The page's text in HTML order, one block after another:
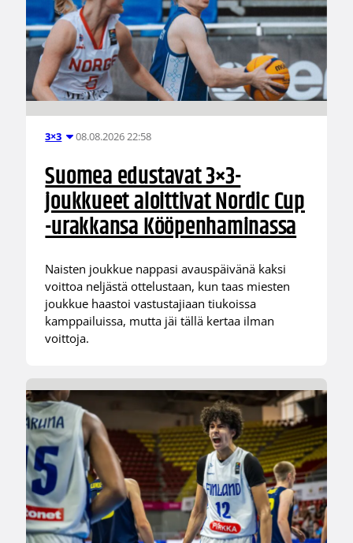
3×3 08.08.2026 22:58
Suomea edustavat 3×3-
joukkueet aloittivat Nordic Cup
-urakkansa Kööpenhaminassa
Naisten joukkue nappasi avauspäivänä kaksi
voittoa neljästä ottelustaan, kun taas miesten
joukkue haastoi vastustajiaan tiukoissa
kamppailuissa, mutta jäi tällä kertaa ilman
voittoja.